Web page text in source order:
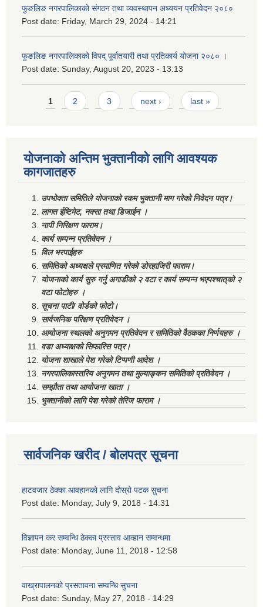
फुङलिङ नगरपालिकाको संगठन तथा व्यवस्थापन अध्ययन प्रतिवेदन २०८०
Post date: Friday, March 29, 2024 - 14:21
फुङलिङ नगरपालिकाको विपद् पूर्वातयारी तथा प्रतिकार्य योजना २०८० ।
Post date: Sunday, August 20, 2023 - 13:13
Pages
1 2 3 next › last »
योजनाको अन्तिम भुक्तानीको लागि आवश्यक
कागजातहरु
उपभोक्ता समितिले योजनाको रकम भुक्तानी माग गरेको निवेदन पत्र।
लागत ईष्टिमेट, नक्सा तथा डिजाईन ।
नापी निरिक्षण फाराम।
कार्य सम्पन्न प्रतिवेदन ।
विल भरपाईहरु
समितिको अध्यक्षले प्रमाणित गरेको डोरहाजिरी फाराम।
योजनाको कार्य सुरु गर्नु अगाडीको २ वटा र कार्य सम्पन्न भएपश्चात्‌को २
वटा फोटोहरु ।
सूचना पाटी/ वोर्डको फोटो।
सार्वजनिक परिक्षण प्रतिवेदन ।
आयोजना स्थलको अनुगमन प्रतिवेदन र समितिको वैठकका निर्णयहरु ।
वडा अध्याक्षको सिफारिस पत्र।
योजना शाखाले पेश गरेको टिप्पणी आदेश ।
नगरपालिकास्तरिय अनुगमन तथा मुल्याङ्कन समितिको प्रतिवेदन ।
सम्झौता तथा आयोजना खाता ।
भुक्तानीको लागि पेश गरेको तेरिज फाराम ।
सार्वजनिक खरीद / बोलपत्र सूचना
हाटवजार ठेक्का आवहानको लागि दोस्रो पटक सुचना
Post date: Monday, July 9, 2018 - 14:31
विज्ञापन कर सम्वन्धि ठेक्का प्रस्ताव आव्हान सम्वन्धमा
Post date: Monday, June 11, 2018 - 12:58
वाख्रापालनको प्रसतावना सम्वन्धि सुचना
Post date: Sunday, May 27, 2018 - 14:29